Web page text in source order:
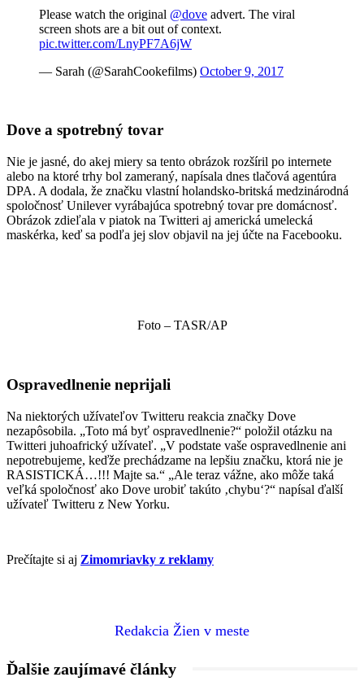
Please watch the original @dove advert. The viral
screen shots are a bit out of context.
pic.twitter.com/LnyPF7A6jW
— Sarah (@SarahCookefilms) October 9, 2017
Dove a spotrebný tovar
Nie je jasné, do akej miery sa tento obrázok rozšíril po internete
alebo na ktoré trhy bol zameraný, napísala dnes tlačová agentúra
DPA. A dodala, že značku vlastní holandsko-britská medzinárodná
spoločnosť Unilever vyrábajúca spotrebný tovar pre domácnosť.
Obrázok zdieľala v piatok na Twitteri aj americká umelecká
maskérka, keď sa podľa jej slov objavil na jej účte na Facebooku.
Foto – TASR/AP
Ospravedlnenie neprijali
Na niektorých užívateľov Twitteru reakcia značky Dove
nezapôsobila. „Toto má byť ospravedlnenie?“ položil otázku na
Twitteri juhoafrický užívateľ. „V podstate vaše ospravedlnenie ani
nepotrebujeme, keďže prechádzame na lepšiu značku, ktorá nie je
RASISTICKÁ…!!! Majte sa.“ „Ale teraz vážne, ako môže taká
veľká spoločnosť ako Dove urobiť takúto ‚chybu‘?“ napísal ďalší
užívateľ Twitteru z New Yorku.
Prečítajte si aj Zimomriavky z reklamy
Redakcia Žien v meste
Ďalšie zaujímavé články